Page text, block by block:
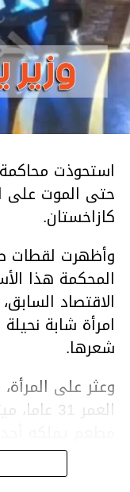
استحوذت
حتى الموت على
كازاخستان.
وأظهرت لقطات
المحكمة هذا
الاقتصاد
امرأة شابة
شعرها.
وعثر على
العمر
ووفقا لتقرير